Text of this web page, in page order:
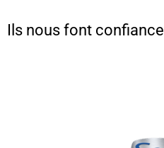
Ils nous font confiance